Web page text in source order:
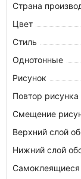
Страна
Цвет
Стиль
Однотонные
Рисунок
Повтор
Смещение
Верхний слой
Нижний слой
Самоклеящиеся